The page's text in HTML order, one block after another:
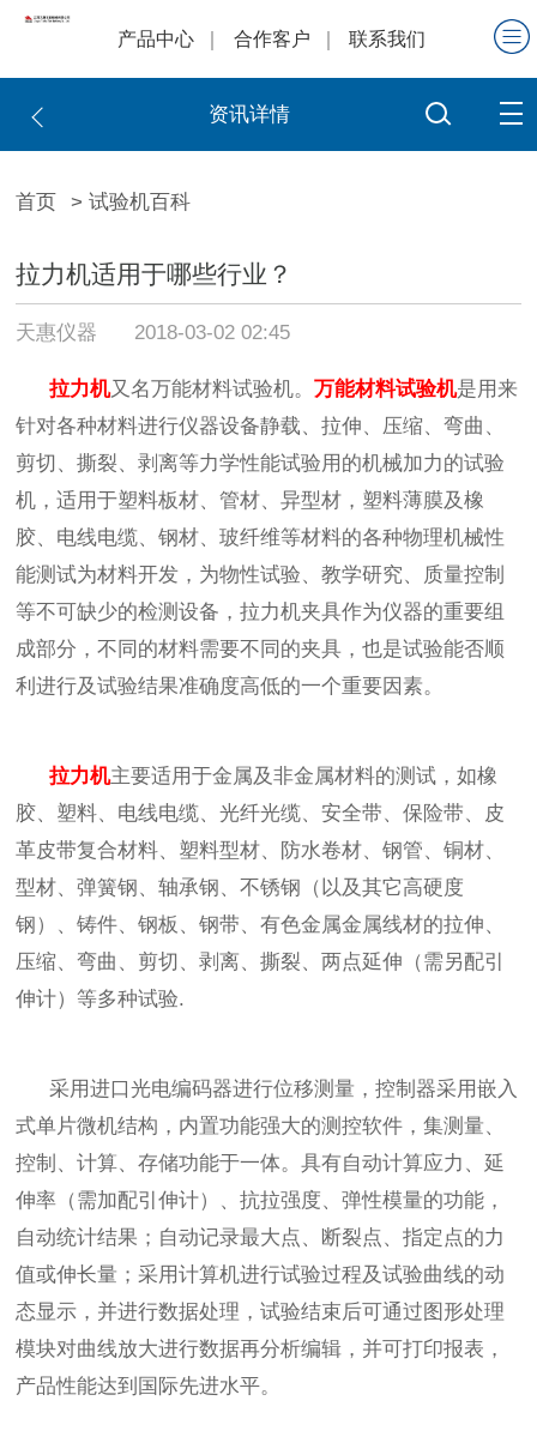
产品中心 合作客户 联系我们
资讯详情
首页 > 试验机百科
拉力机适用于哪些行业？
天惠仪器 2018-03-02 02:45
拉力机又名万能材料试验机。万能材料试验机是用来
针对各种材料进行仪器设备静载、拉伸、压缩、弯曲、
剪切、撕裂、剥离等力学性能试验用的机械加力的试验
机，适用于塑料板材、管材、异型材，塑料薄膜及橡
胶、电线电缆、钢材、玻纤维等材料的各种物理机械性
能测试为材料开发，为物性试验、教学研究、质量控制
等不可缺少的检测设备，拉力机夹具作为仪器的重要组
成部分，不同的材料需要不同的夹具，也是试验能否顺
利进行及试验结果准确度高低的一个重要因素。
拉力机主要适用于金属及非金属材料的测试，如橡
胶、塑料、电线电缆、光纤光缆、安全带、保险带、皮
革皮带复合材料、塑料型材、防水卷材、钢管、铜材、
型材、弹簧钢、轴承钢、不锈钢（以及其它高硬度
钢）、铸件、钢板、钢带、有色金属金属线材的拉伸、
压缩、弯曲、剪切、剥离、撕裂、两点延伸（需另配引
伸计）等多种试验.
采用进口光电编码器进行位移测量，控制器采用嵌入
式单片微机结构，内置功能强大的测控软件，集测量、
控制、计算、存储功能于一体。具有自动计算应力、延
伸率（需加配引伸计）、抗拉强度、弹性模量的功能，
自动统计结果；自动记录最大点、断裂点、指定点的力
值或伸长量；采用计算机进行试验过程及试验曲线的动
态显示，并进行数据处理，试验结束后可通过图形处理
模块对曲线放大进行数据再分析编辑，并可打印报表，
产品性能达到国际先进水平。